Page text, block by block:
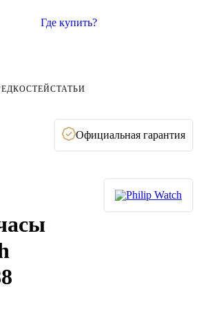
Где купить?
СТАТЬИ
Официальная гарантия